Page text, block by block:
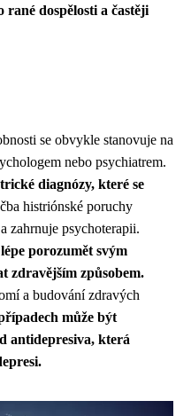
rané dospělosti a častěji
se obvykle stanovuje na
nebo psychiatrem.
diagnózy, které se
histriónské poruchy
zahrnuje psychoterapii.
porozumět svým
zdravějším způsobem.
a budování zdravých
může být
antidepresiva, která